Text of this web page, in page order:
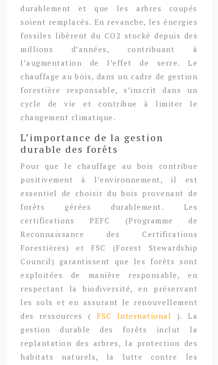
durablement et que les arbres coupés
soient remplacés. En revanche, les énergies
fossiles libèrent du CO2 stocké depuis des
millions d’années, contribuant à
l’augmentation de l’effet de serre. Le
chauffage au bois, dans un cadre de gestion
forestière responsable, s’inscrit dans un
cycle de vie et contribue à limiter le
changement climatique.
L’importance de la gestion
durable des forêts
Pour que le chauffage au bois contribue
positivement à l’environnement, il est
essentiel de choisir du bois provenant de
forêts gérées durablement. Les
certifications PEFC (Programme de
Reconnaissance des Certifications
Forestières) et FSC (Forest Stewardship
Council) garantissent que les forêts sont
exploitées de manière responsable, en
respectant la biodiversité, en préservant
les sols et en assurant le renouvellement
des ressources ( FSC International ). La
gestion durable des forêts inclut la
replantation des arbres, la protection des
habitats naturels, la lutte contre les